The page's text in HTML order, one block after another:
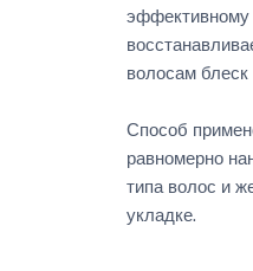
эффективному
волосам
Способ
равномерно
типа волос и
укладке.